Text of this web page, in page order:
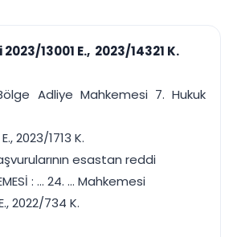
görev
kaçırmayın
takibi
rapor
uca yönetim
finansa, hepsi bir arada.
Ücretsiz Başlayın
13001 E., 2023/14321 K.
Bölge Adliye Mahkemesi 7. Hukuk
2023/1713 K.
esastan reddi
: ... 24. ... Mahkemesi
2022/734 K.